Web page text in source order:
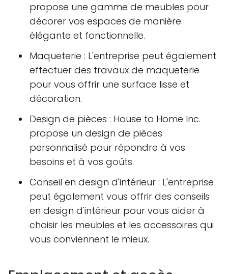
propose une gamme de meubles pour
décorer vos espaces de manière
élégante et fonctionnelle.
Maqueterie : L'entreprise peut également
effectuer des travaux de maqueterie
pour vous offrir une surface lisse et
décoration.
Design de pièces : House to Home Inc.
propose un design de pièces
personnalisé pour répondre à vos
besoins et à vos goûts.
Conseil en design d'intérieur : L'entreprise
peut également vous offrir des conseils
en design d'intérieur pour vous aider à
choisir les meubles et les accessoires qui
vous conviennent le mieux.